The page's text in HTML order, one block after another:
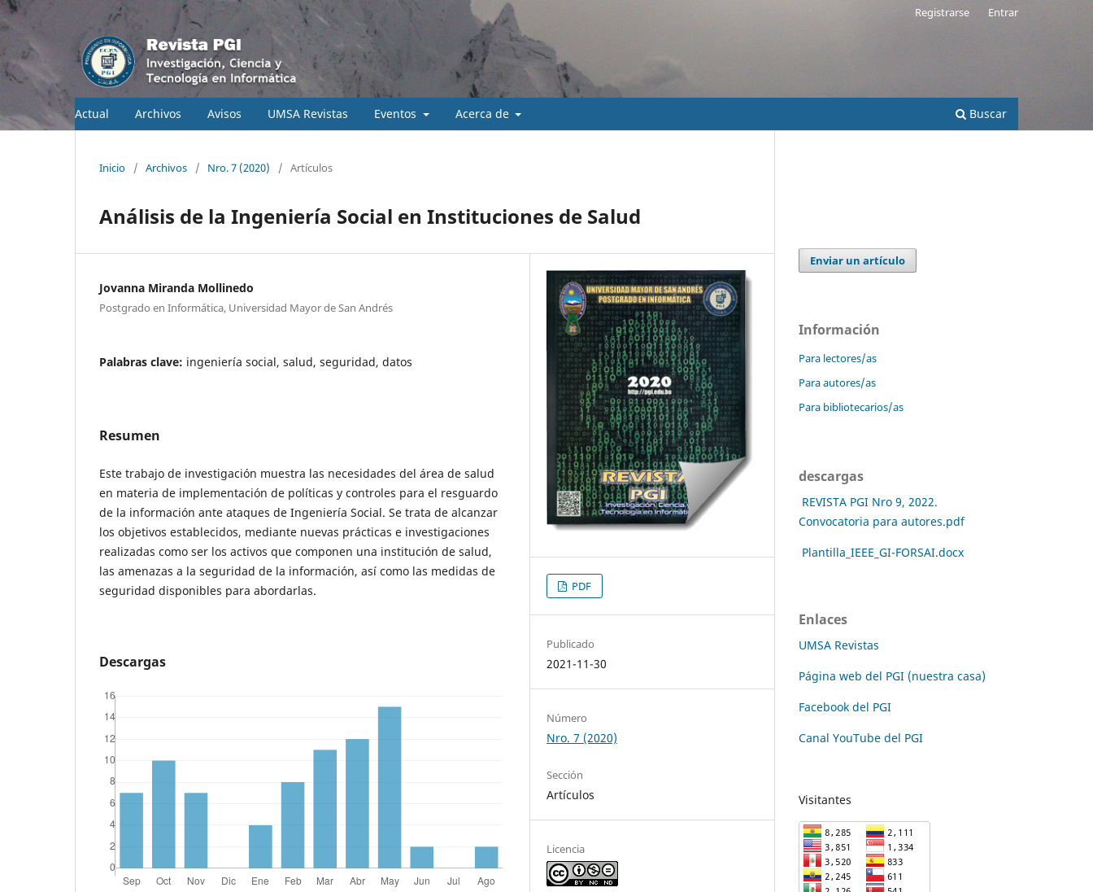
Actual Archivos Avisos UMSA Revistas Eventos Acerca de Buscar
Registrarse Entrar
Inicio / Archivos / Nro. 7 (2020) / Artículos
Análisis de la Ingeniería Social en Instituciones de Salud
Jovanna Miranda Mollinedo
Postgrado en Informática, Universidad Mayor de San Andrés
Palabras clave: ingeniería social, salud, seguridad, datos
Resumen
Este trabajo de investigación muestra las necesidades del área de salud
en materia de implementación de políticas y controles para el resguardo
de la información ante ataques de Ingeniería Social. Se trata de alcanzar
los objetivos establecidos, mediante nuevas prácticas e investigaciones
realizadas como ser los activos que componen una institución de salud,
las amenazas a la seguridad de la información, así como las medidas de
seguridad disponibles para abordarlas.
Descargas
PDF
Publicado
2021-11-30
Número
Nro. 7 (2020)
Sección
Artículos
Licencia
Enviar un artículo
Información
Para lectores/as
Para autores/as
Para bibliotecarios/as
descargas
REVISTA PGI Nro 9, 2022.
Convocatoria para autores.pdf
Plantilla_IEEE_GI-FORSAI.docx
Enlaces
UMSA Revistas
Página web del PGI (nuestra casa)
Facebook del PGI
Canal YouTube del PGI
Visitantes